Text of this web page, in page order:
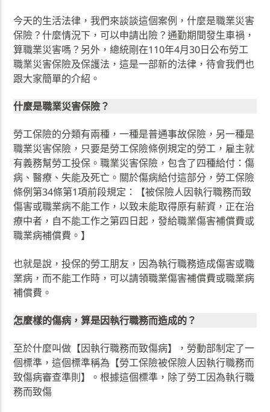
今天的生活法律，我們來談談這個案例，什麼是職業災害
保險？什麼情況下，可以申請出險？通勤期間發生車禍，
算職業災害嗎？另外，總統剛在110年4月30日公布勞工
職業災害保險及保護法，這是一部新的法律，待會我們也
跟大家簡單的介紹。
什麼是職業災害保險？
勞工保險的分類有兩種，一種是普通事故保險，另一種是
職業災害保險，只要是勞工保險條例規定的勞工，雇主就
有義務幫勞工投保。職業災害保險，包含了四種給付：傷
病、醫療、失能及死亡。關於傷病給付這部分，勞工保險
條例第34條第1項前段規定：【被保險人因執行職務而致
傷害或職業病不能工作，以致未能取得原有薪資，正在治
療中者，自不能工作之第四日起，發給職業傷害補償費或
職業病補償費。】
也就是說，投保的勞工朋友，因為執行職務造成傷害或職
業病，而不能工作時，可以請領職業傷害補償費或職業病
補償費。
怎麼樣的傷病，算是因執行職務而造成的？
至於什麼叫做【因執行職務而致傷病】，勞動部制定了一
個標準，這個標準稱為【勞工保險被保險人因執行職務而
致傷病審查準則】。根據這個標準，除了勞工因為執行職
務而致傷